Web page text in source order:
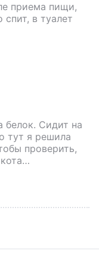
приема пищи,
в туалет
белок. Сидит на
тут я решила
проверить,